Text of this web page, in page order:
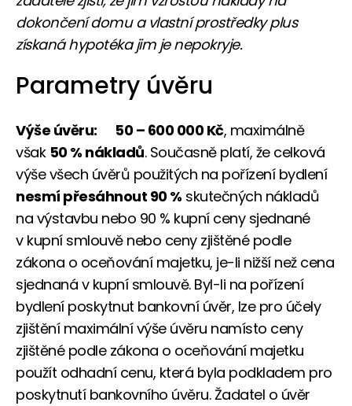
dokončení domu a vlastní prostředky plus
získaná hypotéka jim je nepokryje.
Parametry úvěru
Výše úvěru: 50 – 600 000 Kč, maximálně
však 50 % nákladů. Současně platí, že celková
výše všech úvěrů použitých na pořízení bydlení
nesmí přesáhnout 90 % skutečných nákladů
na výstavbu nebo 90 % kupní ceny sjednané
v kupní smlouvě nebo ceny zjištěné podle
zákona o oceňování majetku, je-li nižší než cena
sjednaná v kupní smlouvě. Byl-li na pořízení
bydlení poskytnut bankovní úvěr, lze pro účely
zjištění maximální výše úvěru namísto ceny
zjištěné podle zákona o oceňování majetku
použít odhadní cenu, která byla podkladem pro
poskytnutí bankovního úvěru. Žadatel o úvěr